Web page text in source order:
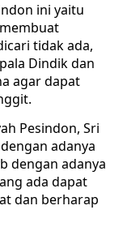
ini yaitu
tidak ada,
Dindik dan
agar dapat
Pesindon, Sri
adanya
dengan adanya
ada dapat
dan berharap